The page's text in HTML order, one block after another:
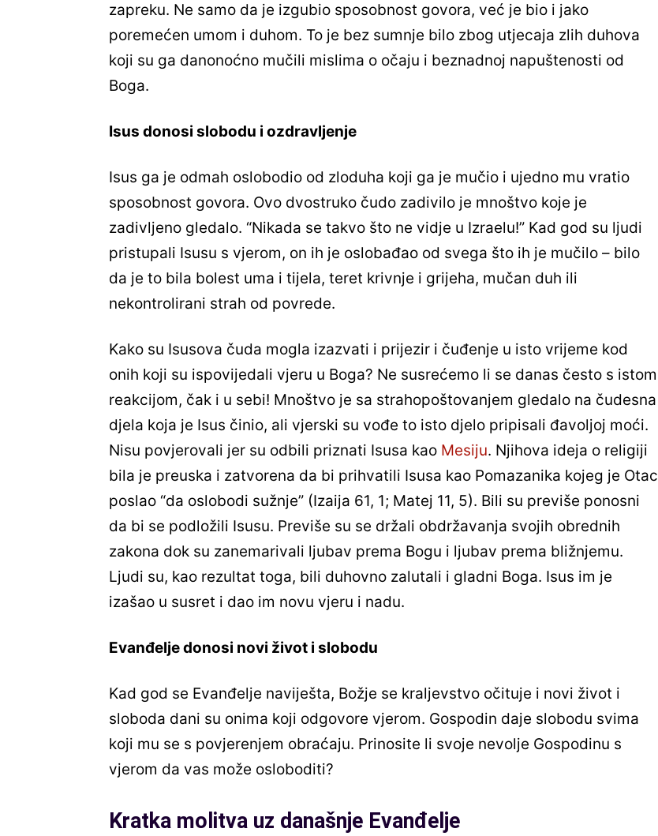
zapreku. Ne samo da je izgubio sposobnost govora, već je bio i jako
poremećen umom i duhom. To je bez sumnje bilo zbog utjecaja zlih duhova
koji su ga danonoćno mučili mislima o očaju i beznadnoj napuštenosti od
Boga.
Isus donosi slobodu i ozdravljenje
Isus ga je odmah oslobodio od zloduha koji ga je mučio i ujedno mu vratio
sposobnost govora. Ovo dvostruko čudo zadivilo je mnoštvo koje je
zadivljeno gledalo. “Nikada se takvo što ne vidje u Izraelu!” Kad god su ljudi
pristupali Isusu s vjerom, on ih je oslobađao od svega što ih je mučilo – bilo
da je to bila bolest uma i tijela, teret krivnje i grijeha, mučan duh ili
nekontrolirani strah od povrede.
Kako su Isusova čuda mogla izazvati i prijezir i čuđenje u isto vrijeme kod
onih koji su ispovijedali vjeru u Boga? Ne susrećemo li se danas često s istom
reakcijom, čak i u sebi! Mnoštvo je sa strahopoštovanjem gledalo na čudesna
djela koja je Isus činio, ali vjerski su vođe to isto djelo pripisali đavoljoj moći.
Nisu povjerovali jer su odbili priznati Isusa kao Mesiju. Njihova ideja o religiji
bila je preuska i zatvorena da bi prihvatili Isusa kao Pomazanika kojeg je Otac
poslao “da oslobodi sužnje” (Izaija 61, 1; Matej 11, 5). Bili su previše ponosni
da bi se podložili Isusu. Previše su se držali obdržavanja svojih obrednih
zakona dok su zanemarivali ljubav prema Bogu i ljubav prema bližnjemu.
Ljudi su, kao rezultat toga, bili duhovno zalutali i gladni Boga. Isus im je
izašao u susret i dao im novu vjeru i nadu.
Evanđelje donosi novi život i slobodu
Kad god se Evanđelje naviješta, Božje se kraljevstvo očituje i novi život i
sloboda dani su onima koji odgovore vjerom. Gospodin daje slobodu svima
koji mu se s povjerenjem obraćaju. Prinosite li svoje nevolje Gospodinu s
vjerom da vas može osloboditi?
Kratka molitva uz današnje Evanđelje